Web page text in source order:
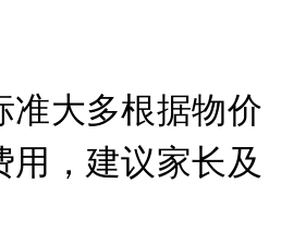
大多根据物价
，建议家长及